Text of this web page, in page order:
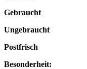
Gebraucht
Ungebraucht
Besonderheit: